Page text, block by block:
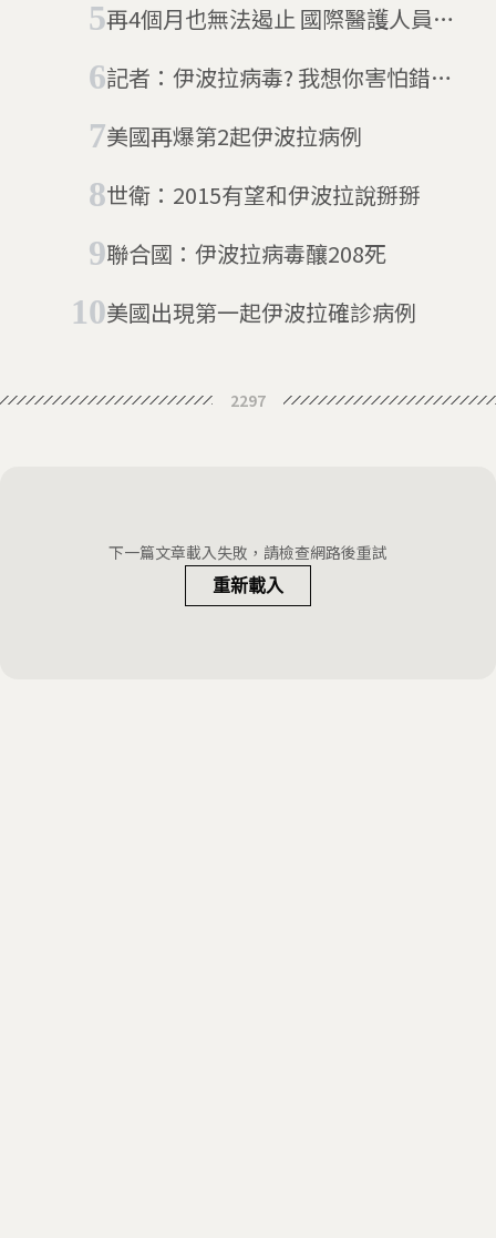
再4個月也無法遏止 國際醫護人員持
記者：伊波拉病毒? 我想你害怕錯方
美國再爆第2起伊波拉病例
世衛：2015有望和伊波拉說掰掰
聯合國：伊波拉病毒釀208死
美國出現第一起伊波拉確診病例
2297
下一篇文章載入失敗，請檢查網路後重試
重新載入